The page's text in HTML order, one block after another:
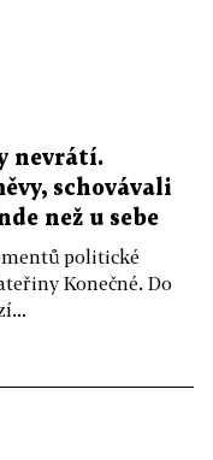
nevrátí.
schovávali
než u sebe
politické
Konečné. Do